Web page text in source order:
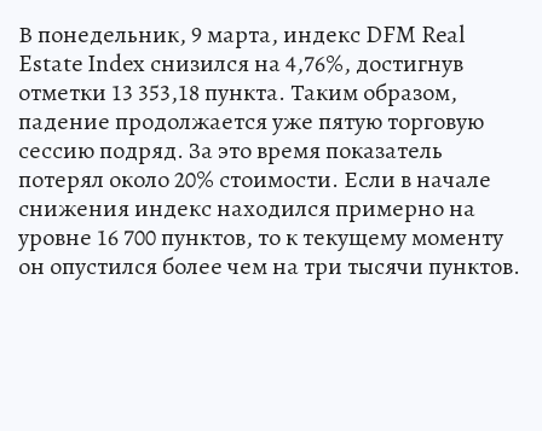
В понедельник, 9 марта, индекс DFM Real
Estate Index снизился на 4,76%, достигнув
отметки 13 353,18 пункта. Таким образом,
падение продолжается уже пятую торговую
сессию подряд. За это время показатель
потерял около 20% стоимости. Если в начале
снижения индекс находился примерно на
уровне 16 700 пунктов, то к текущему моменту
он опустился более чем на три тысячи пунктов.